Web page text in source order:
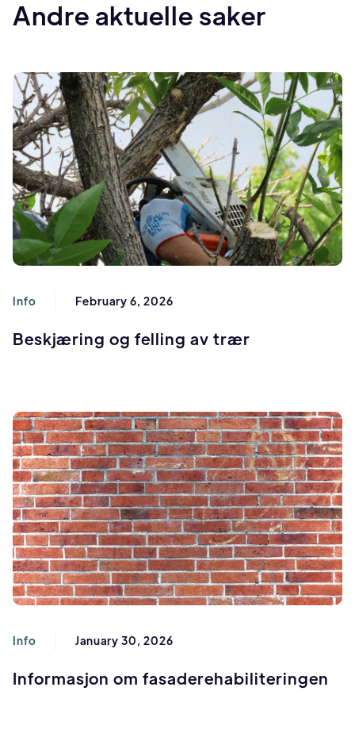
Andre aktuelle saker
Info February 6, 2026
Beskjæring og felling av trær
Info January 30, 2026
Informasjon om fasaderehabiliteringen